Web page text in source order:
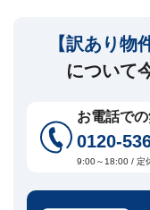
【訳あり物
について
お電話で
0120-
9:00～18:00 / 定